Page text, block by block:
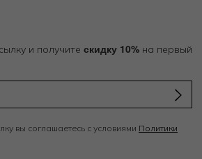
и получите скидку 10% на первый
вы соглашаетесь с условиями Политики